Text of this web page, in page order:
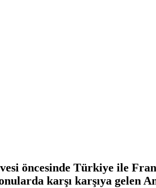
öncesinde Türkiye ile
karşı karşıya gelen